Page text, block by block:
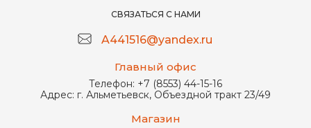
СВЯЗАТЬСЯ С НАМИ
A441516@yandex.ru
Главный офис
Телефон: +7 (8553) 44-15-16
Адрес: г. Альметьевск, Объездной тракт 23/49
Магазин